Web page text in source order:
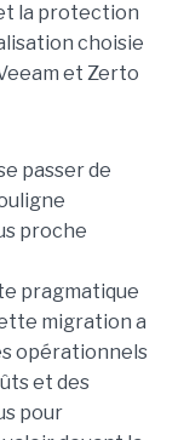
la protection
choisie
et Zerto
passer de
proche
pragmatique
migration a
opérationnels
et des
pour